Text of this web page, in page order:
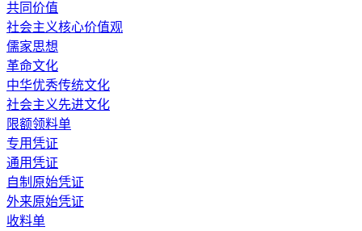
共同价值
社会主义核心价值观
儒家思想
革命文化
中华优秀传统文化
社会主义先进文化
限额领料单
专用凭证
通用凭证
自制原始凭证
外来原始凭证
收料单